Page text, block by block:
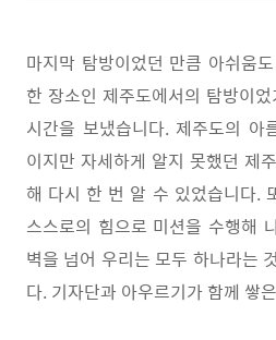
마지막 탐방이었던 만큼 아쉬움
한 장소인 제주도에서의 탐방이
시간을 보냈습니다. 제주도의 아
이지만 자세하게 알지 못했던 제
해 다시 한 번 알 수 있었습니다.
스스로의 힘으로 미션을 수행해
벽을 넘어 우리는 모두 하나라는
다. 기자단과 아우르기가 함께 쌓